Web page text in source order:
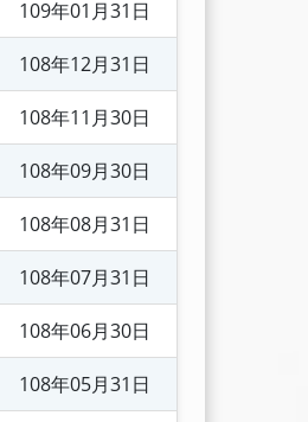
109年01月31日
108年12月31日
108年11月30日
108年09月30日
108年08月31日
108年07月31日
108年06月30日
108年05月31日